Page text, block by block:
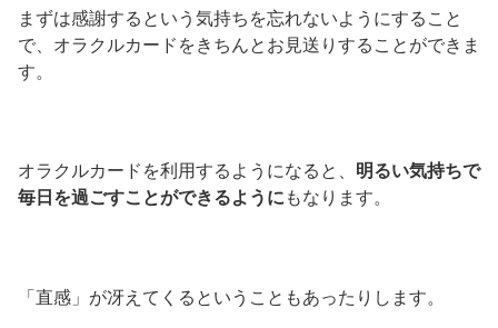
まずは感謝するという気持ちを忘れないようにすること
で、オラクルカードをきちんとお見送りすることができま
す。
オラクルカードを利用するようになると、 明るい気持ちで
毎日を過ごすことができるように もなります。
「直感」が冴えてくるということもあったりします。